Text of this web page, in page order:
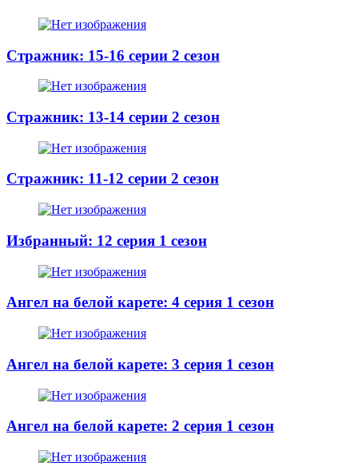
Стражник: 15-16 серии 2 сезон
Стражник: 13-14 серии 2 сезон
Стражник: 11-12 серии 2 сезон
Избранный: 12 серия 1 сезон
Ангел на белой карете: 4 серия 1 сезон
Ангел на белой карете: 3 серия 1 сезон
Ангел на белой карете: 2 серия 1 сезон